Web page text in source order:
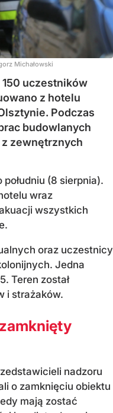
Michałowski
uczestników
z hotelu
Podczas
budowlanych
zewnętrznych
południu (8 sierpnia).
wraz
wszystkich
oraz uczestnicy
Jedna
Teren został
i strażaków.
nadzoru
o zamknięciu obiektu
mają zostać